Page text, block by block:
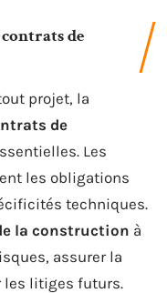
de
projet, la
de
Les
les obligations
techniques.
la construction à
assurer la
les litiges futurs.